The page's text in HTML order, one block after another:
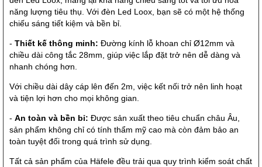
năng lượng tiêu thụ. Với đèn Led Loox, bạn sẽ có một hệ thống
chiếu sáng tiết kiệm và bền bỉ.
- Thiết kế thông minh: Đường kính lỗ khoan chỉ Ø12mm và
chiều dài công tắc 28mm, giúp việc lắp đặt trở nên dễ dàng và
nhanh chóng hơn.
Với chiều dài dây cáp lên đến 2m, việc kết nối trở nên linh hoạt
và tiện lợi hơn cho mọi không gian.
- An toàn và bền bỉ: Được sản xuất theo tiêu chuẩn châu Âu,
sản phẩm không chỉ có tính thẩm mỹ cao mà còn đảm bảo an
toàn tuyệt đối trong quá trình sử dụng.
Tất cả sản phẩm của Häfele đều trải qua quy trình kiểm soát chất